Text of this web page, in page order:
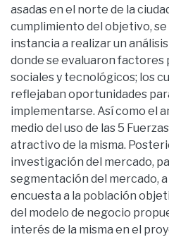
asadas en el norte de la
cumplimiento del objetivo,
instancia a realizar un
donde se evaluaron factores
sociales y tecnológicos; los
reflejaban oportunidades
implementarse. Así como el
medio del uso de las 5
atractivo de la misma.
investigación del mercado,
segmentación del mercado,
encuesta a la población
del modelo de negocio
interés de la misma en el